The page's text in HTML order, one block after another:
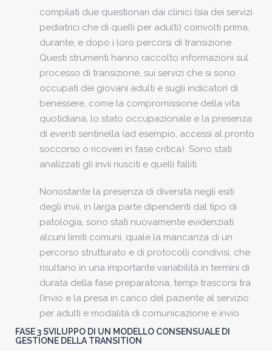
compilati due questionari dai clinici (sia dei servizi
pediatrici che di quelli per adulti) coinvolti prima,
durante, e dopo i loro percorsi di transizione.
Questi strumenti hanno raccolto informazioni sul
processo di transizione, sui servizi che si sono
occupati dei giovani adulti e sugli indicatori di
benessere, come la compromissione della vita
quotidiana, lo stato occupazionale e la presenza
di eventi sentinella (ad esempio, accessi al pronto
soccorso o ricoveri in fase critica). Sono stati
analizzati gli invii riusciti e quelli falliti.
Nonostante la presenza di diversità negli esiti
degli invii, in larga parte dipendenti dal tipo di
patologia, sono stati nuovamente evidenziati
alcuni limiti comuni, quale la mancanza di un
percorso strutturato e di protocolli condivisi, che
risultano in una importante variabilità in termini di
durata della fase preparatoria, tempi trascorsi tra
l’invio e la presa in carico del paziente al servizio
per adulti e modalità di comunicazione e invio.
FASE 3 SVILUPPO DI UN MODELLO CONSENSUALE DI
GESTIONE DELLA TRANSITION